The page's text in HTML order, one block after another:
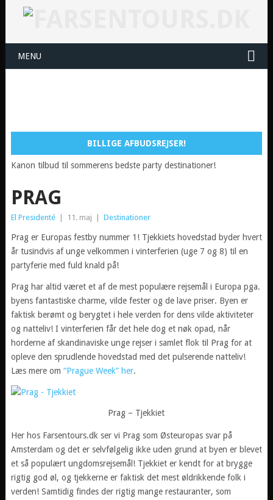
MENU
BILLIGE AFBUDSREJSER!
Kanon tilbud til sommerens bedste party destinationer!
PRAG
El Presidenté 11. maj Destinationer
Prag er Europas festby nummer 1! Tjekkiets hovedstad byder hvert
år tusindvis af unge velkommen i vinterferien (uge 7 og 8) til en
partyferie med fuld knald på!
Prag har altid været et af de mest populære rejsemål i Europa pga.
byens fantastiske charme, vilde fester og de lave priser. Byen er
faktisk berømt og berygtet i hele verden for dens vilde aktiviteter
og natteliv! I vinterferien får det hele dog et nøk opad, når
horderne af skandinaviske unge rejser i samlet flok til Prag for at
opleve den sprudlende hovedstad med det pulserende natteliv!
Læs mere om “Prague Week” her.
Prag – Tjekkiet
Her hos Farsentours.dk ser vi Prag som Østeuropas svar på
Amsterdam og det er selvfølgelig ikke uden grund at byen er blevet
et så populært ungdomsrejsemål! Tjekkiet er kendt for at brygge
rigtig god øl, og tjekkerne er faktisk det mest øldrikkende folk i
verden! Samtidig findes der rigtig mange restauranter, som